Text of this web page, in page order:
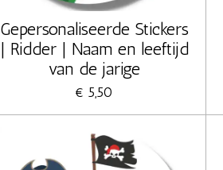
Gepersonaliseerde Stickers
| Ridder | Naam en leeftijd
van de jarige
€ 5,50